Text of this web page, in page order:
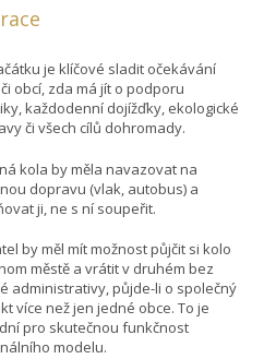
je klíčové sladit očekávání
obcí, zda má jít o podporu
každodenní dojížďky, ekologické
či všech cílů dohromady.
kola by měla navazovat na
dopravu (vlak, autobus) a
ji, ne s ní soupeřit.
by měl mít možnost půjčit si kolo
městě a vrátit v druhém bez
administrativy, půjde-li o společný
více než jen jedné obce. To je
pro skutečnou funkčnost
modelu.